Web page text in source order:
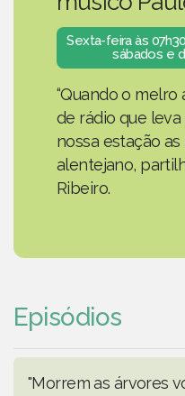
Sexta-feira às
sábados e
“Quando o melro
de rádio que
nossa estação
alentejano,
Ribeiro.
Episódios
"Morrem as árvores